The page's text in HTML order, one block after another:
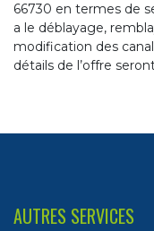
66730 en termes de
a le déblayage,
modification des
détails de l’offre
AUTRES SERVICES